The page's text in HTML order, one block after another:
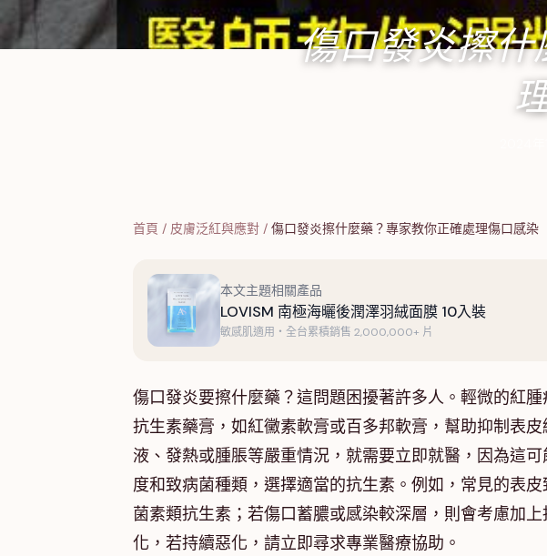
傷口發炎擦
首頁 / 皮膚泛紅與應對 / 傷口發炎擦什麼藥？專家教你正確處理傷口感染
本文主題相關產品
LOVISM 南極海曬後潤澤羽絨面膜 10入裝
敏感肌適用・全台累積銷售 2,000,000+ 片
傷口發炎要擦什麼藥？這問題困擾著許多人。輕微的紅
抗生素藥膏，如紅黴素軟膏或百多邦軟膏，幫助抑制表
液、發熱或腫脹等嚴重情況，就需要立即就醫，因為這
度和致病菌種類，選擇適當的抗生素。例如，常見的表
菌素類抗生素；若傷口蓄膿或感染較深層，則會考慮加
化，若持續惡化，請立即尋求專業醫療協助。